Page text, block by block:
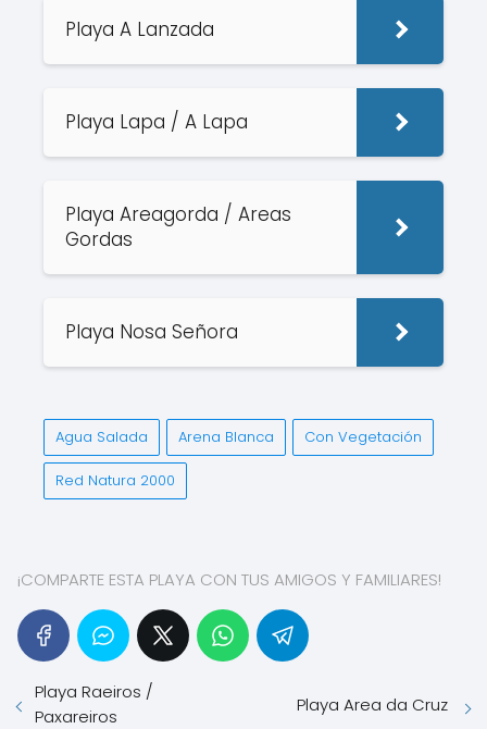
Playa A Lanzada
Playa Lapa / A Lapa
Playa Areagorda / Areas
Gordas
Playa Nosa Señora
Agua Salada Arena Blanca Con Vegetación
Red Natura 2000
¡COMPARTE ESTA PLAYA CON TUS AMIGOS Y FAMILIARES!
Playa Raeiros /
Paxareiros
Playa Area da Cruz